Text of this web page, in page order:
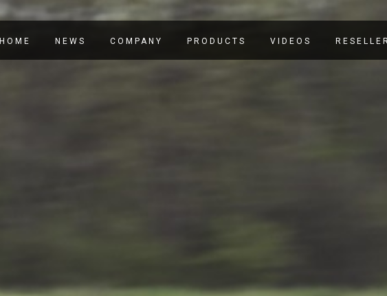
HOME NEWS COMPANY PRODUCTS VIDEOS